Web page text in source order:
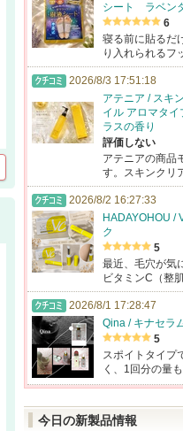
シート ラベン
6
寝る前に貼るだ
り入れられる
2026/8/3 17:51:18
アテニア / スキ
イル アロマタイ
ラスの香り
評価しない
アテニアの商品
す。スキンクリ
2026/8/2 16:27:33
HADAYOHOU /
ク
5
最近、毛穴が気
ビタミンC（整
2026/8/1 17:28:47
Qina / キナセラ
5
スポイトタイプ
く、1回分の量
今日の新製品情報